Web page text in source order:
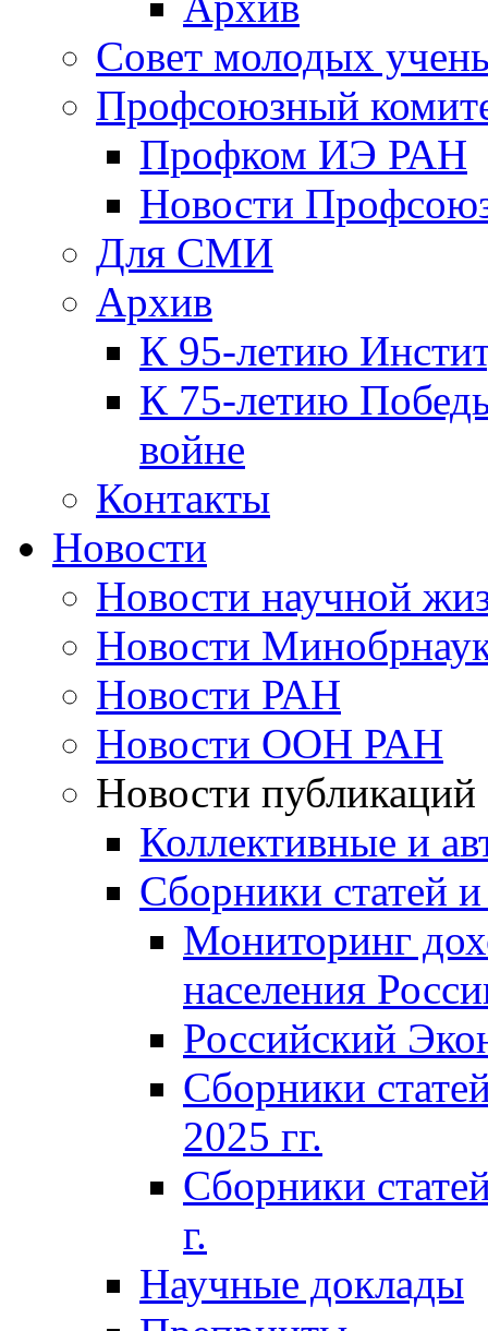
Совет молодых
Профсоюзный
Профком ИЭ РАН
Новости
Для СМИ
Архив
К 95-летию
К 75-летию
войне
Контакты
Новости
Новости научной
Новости
Новости РАН
Новости ООН РАН
Новости публикаций
Коллективные и
Сборники статей
Мониторинг
населения
Российский
Сборники
2025 гг.
Сборники
г.
Научные доклады